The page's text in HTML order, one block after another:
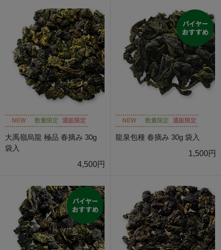
NEW 数量限定 通販限定
大禹嶺烏龍 極品 春摘み 30g
袋入
4,500円
NEW 数量限定 通販限定
龍泉包種 春摘み 30g 袋入
1,500円